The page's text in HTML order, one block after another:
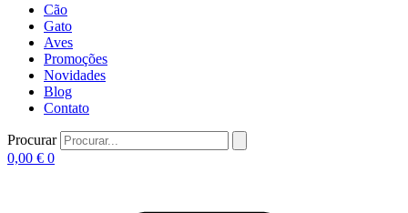
Cão
Gato
Aves
Promoções
Novidades
Blog
Contato
Procurar
0,00 € 0